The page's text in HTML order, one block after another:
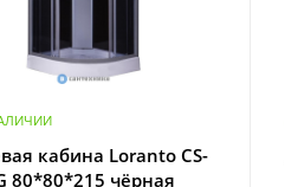
кабина Loranto CS-
80*80*215 чёрная